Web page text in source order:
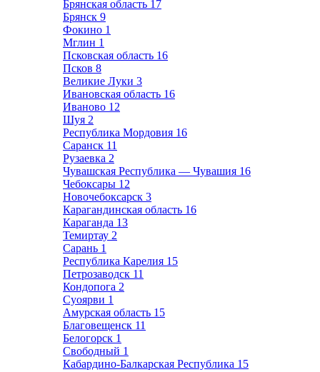
Брянская область 17
Брянск 9
Фокино 1
Мглин 1
Псковская область 16
Псков 8
Великие Луки 3
Ивановская область 16
Иваново 12
Шуя 2
Республика Мордовия 16
Саранск 11
Рузаевка 2
Чувашская Республика — Чувашия 16
Чебоксары 12
Новочебоксарск 3
Карагандинская область 16
Караганда 13
Темиртау 2
Сарань 1
Республика Карелия 15
Петрозаводск 11
Кондопога 2
Суоярви 1
Амурская область 15
Благовещенск 11
Белогорск 1
Свободный 1
Кабардино-Балкарская Республика 15